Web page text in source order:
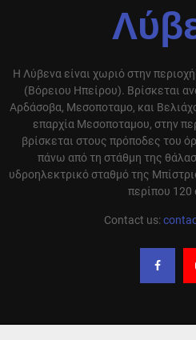
Η Λύβενα είναι χωριό στην
(Βόρειου Ηπείρου). Βρίσκεται
Αρδάσοβα, Μεσοποταμο, και
επαρχία Μεσοποταμου, στην
βρίσκεται στους πρόποδες του
πάνω από τη στάθμη της
υδροηλεκτρικό σταθμό της
περίπου 120
Contact us: